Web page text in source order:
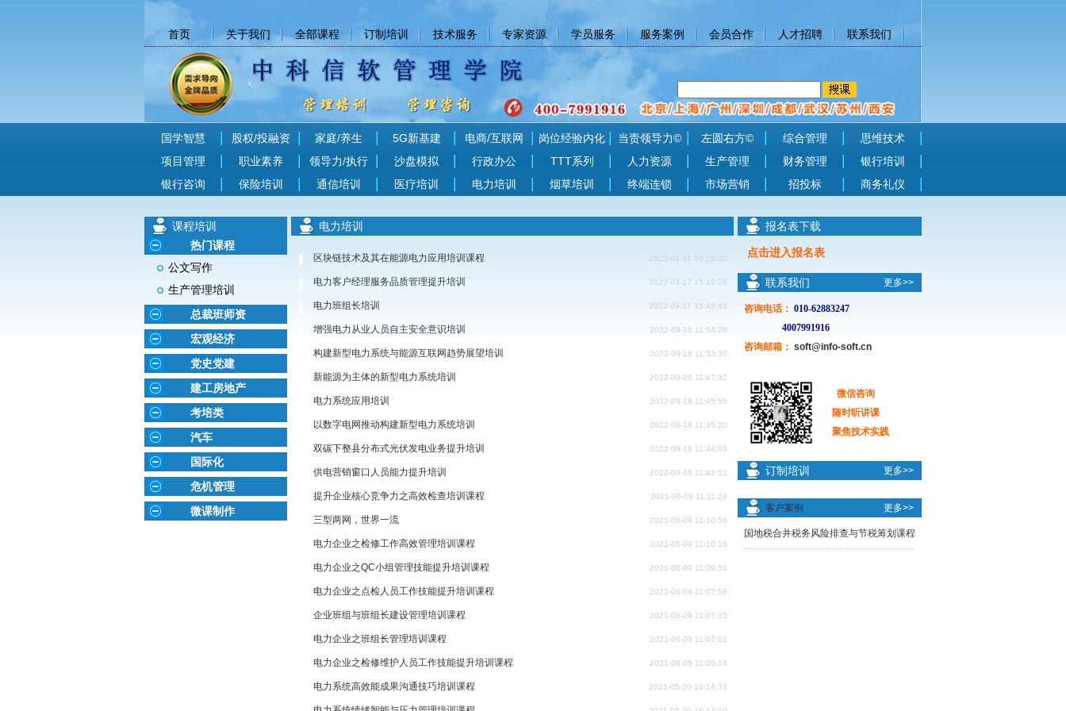
首页 关于我们 全部课程 订制培训 技术服务 专家资源 学员服务 服务案例 会员合作 人才招聘 联系我们
国学智慧 股权/投融资 家庭/养生 5G新基建 电商/互联网 岗位经验内化 当责领导力© 左圆右方© 综合管理
思维技术
项目管理
职业素养 领导力/执行 沙盘模拟 行政办公 TTT系列 人力资源 生产管理 财务管理
银行培训
银行咨询
保险培训 通信培训 医疗培训 电力培训 烟草培训 终端连锁 市场营销 招投标 商务礼仪
课程培训
热门课程
公文写作
生产管理培训
总裁班师资
宏观经济
党史党建
建工房地产
考培类
汽车
国际化
危机管理
微课制作
电力培训
区块链技术及其在能源电力应用培训课程 2023-01-31 10:18:20
电力客户经理服务品质管理提升培训 2022-09-17 15:45:26
电力班组长培训 2022-09-17 15:42:43
增强电力从业人员自主安全意识培训 2022-09-16 11:54:26
构建新型电力系统与能源互联网趋势展望培训 2022-09-16 11:53:36
新能源为主体的新型电力系统培训 2022-09-16 11:47:32
电力系统应用培训 2022-09-16 11:45:55
以数字电网推动构建新型电力系统培训 2022-09-16 11:45:20
双碳下整县分布式光伏发电业务提升培训 2022-09-16 11:44:09
供电营销窗口人员能力提升培训 2022-09-16 11:41:52
提升企业核心竞争力之高效检查培训课程 2021-06-09 11:11:29
三型两网，世界一流 2021-06-09 11:10:56
电力企业之检修工作高效管理培训课程 2021-06-09 11:10:18
电力企业之QC小组管理技能提升培训课程 2021-06-09 11:09:51
电力企业之点检人员工作技能提升培训课程 2021-06-09 11:07:58
企业班组与班组长建设管理培训课程 2021-06-09 11:07:35
电力企业之班组长管理培训课程 2021-06-09 11:07:01
电力企业之检修维护人员工作技能提升培训课程 2021-06-09 11:05:14
电力系统高效能成果沟通技巧培训课程 2021-05-20 16:14:33
报名表下载
点击进入报名表
联系我们 更多>>
咨询电话： 010-62883247
4007991916
咨询邮箱： soft@info-soft.cn
微信咨询
随时听讲课
聚焦技术实践
订制培训 更多>>
客户案例 更多>>
国地税合并税务风险排查与节税筹划课程